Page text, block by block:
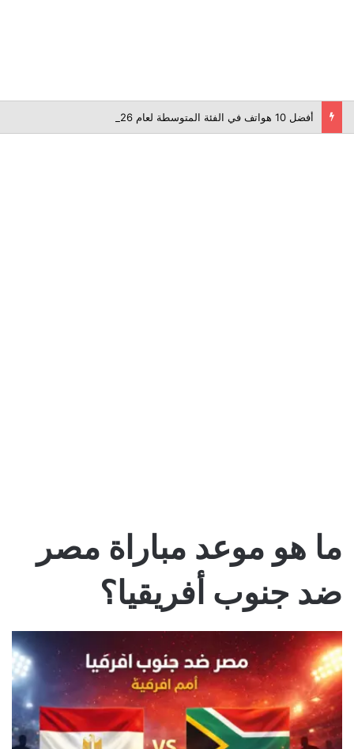
أفضل 10 هواتف في الفئة المتوسطة لعام 2026
ما هو موعد مباراة مصر
ضد جنوب أفريقيا؟